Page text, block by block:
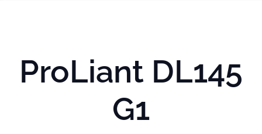
ProLiant DL145
G1